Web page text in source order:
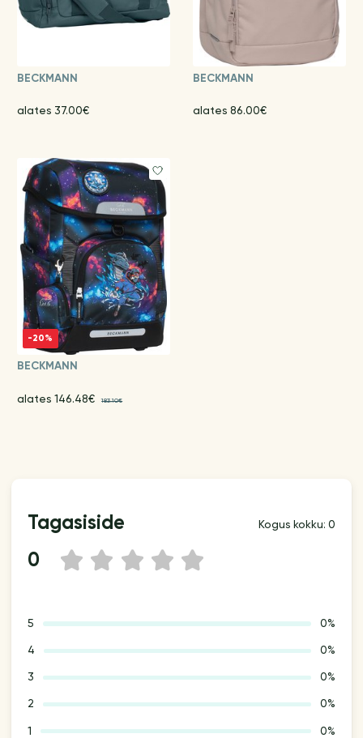
BECKMANN
alates 37.00€
BECKMANN
alates 86.00€
-20%
BECKMANN
alates 146.48€ 183.10€
Tagasiside Kogus kokku: 0
0 5
4
3
2
1
5 0%
4 0%
3 0%
2 0%
1 0%